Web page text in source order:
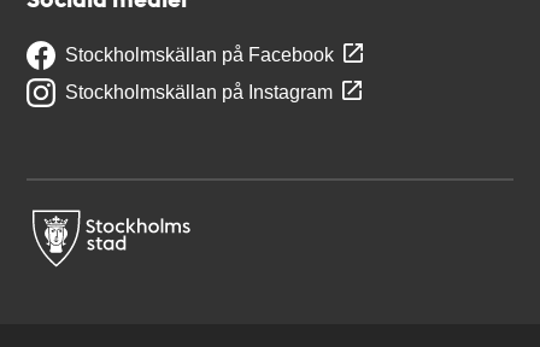
Stockholmskällan på Facebook
Stockholmskällan på Instagram